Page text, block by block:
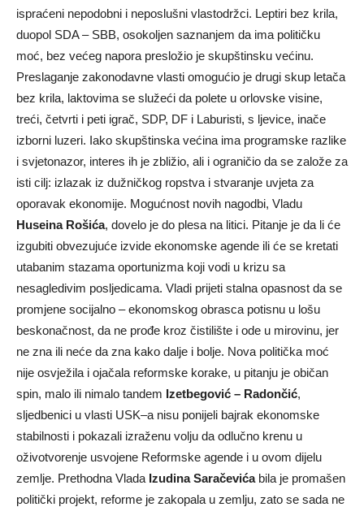
ispraćeni nepodobni i neposlušni vlastodržci. Leptiri bez krila,
duopol SDA – SBB, osokoljen saznanjem da ima političku
moć, bez većeg napora presložio je skupštinsku većinu.
Preslaganje zakonodavne vlasti omogućio je drugi skup letača
bez krila, laktovima se služeći da polete u orlovske visine,
treći, četvrti i peti igrač, SDP, DF i Laburisti, s ljevice, inače
izborni luzeri. Iako skupštinska većina ima programske razlike
i svjetonazor, interes ih je zbližio, ali i ograničio da se založe za
isti cilj: izlazak iz dužničkog ropstva i stvaranje uvjeta za
oporavak ekonomije. Mogućnost novih nagodbi, Vladu
Huseina Rošića, dovelo je do plesa na litici. Pitanje je da li će
izgubiti obvezujuće izvide ekonomske agende ili će se kretati
utabanim stazama oportunizma koji vodi u krizu sa
nesagledivim posljedicama. Vladi prijeti stalna opasnost da se
promjene socijalno – ekonomskog obrasca potisnu u lošu
beskonačnost, da ne prođe kroz čistilište i ode u mirovinu, jer
ne zna ili neće da zna kako dalje i bolje. Nova politička moć
nije osvježila i ojačala reformske korake, u pitanju je običan
spin, malo ili nimalo tandem Izetbegović – Radončić,
sljedbenici u vlasti USK–a nisu ponijeli bajrak ekonomske
stabilnosti i pokazali izraženu volju da odlučno krenu u
oživotvorenje usvojene Reformske agende i u ovom dijelu
zemlje. Prethodna Vlada Izudina Saračevićabila je promašen
politički projekt, reforme je zakopala u zemlju, zato se sada ne